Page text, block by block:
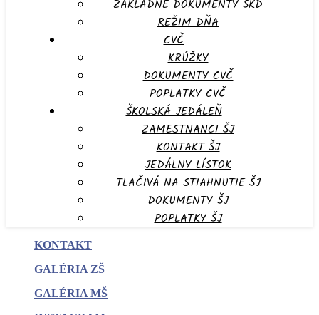
ZÁKLADNÉ DOKUMENTY ŠKD
REŽIM DŇA
CVČ
KRÚŽKY
DOKUMENTY CVČ
POPLATKY CVČ
ŠKOLSKÁ JEDÁLEŇ
ZAMESTNANCI ŠJ
KONTAKT ŠJ
JEDÁLNY LÍSTOK
TLAČIVÁ NA STIAHNUTIE ŠJ
DOKUMENTY ŠJ
POPLATKY ŠJ
KONTAKT
GALÉRIA ZŠ
GALÉRIA MŠ